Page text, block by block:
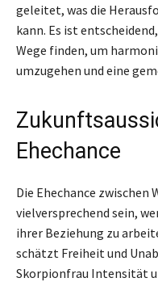
geleitet, was die
kann. Es ist
Wege finden, um
umzugehen und eine
Ehechance
Die Ehechance zwischen
vielversprechend sein,
ihrer Beziehung zu
schätzt Freiheit und
Skorpionfrau Intensität